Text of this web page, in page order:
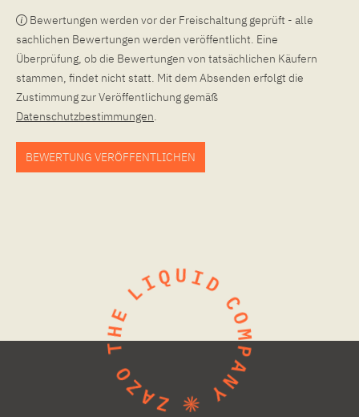
Bewertungen werden vor der Freischaltung geprüft - alle
sachlichen Bewertungen werden veröffentlicht. Eine
Überprüfung, ob die Bewertungen von tatsächlichen Käufern
stammen, findet nicht statt. Mit dem Absenden erfolgt die
Zustimmung zur Veröffentlichung gemäß
Datenschutzbestimmungen.
BEWERTUNG VERÖFFENTLICHEN